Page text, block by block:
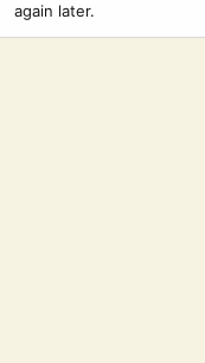
again later.